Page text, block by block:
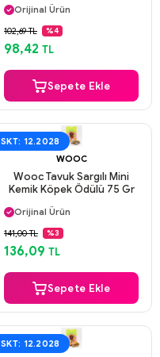
Orijinal Ürün
Güvenli Ödeme
Aynı Gün Kargo
102,69 TL %4
98,42 TL
Sepete Ekle
SKT: 12.2028
WOOC
Wooc Tavuk Sargılı Mini
Kemik Köpek Ödülü 75 Gr
Aynı Gün Kargo
Orijinal Ürün
Güvenli Ödeme
Aynı Gün Kargo
141,00 TL %3
136,09 TL
Sepete Ekle
SKT: 12.2028